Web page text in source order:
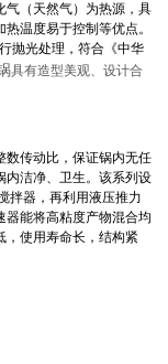
气（天然气）为热源，具
温度易于控制等优点。
抛光处理，符合《中华
具有造型美观、设计合
数传动比，保证锅内无任
内洁净、卫生。该系列设
拌器，再利用液压推力
器能将高粘度产物混合均
，使用寿命长，结构紧